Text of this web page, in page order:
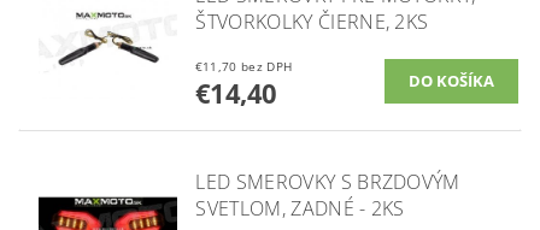
ŠTVORKOLKY ČIERNE, 2KS
€11,70 bez DPH
€14,40
LED SMEROVKY S BRZDOVÝM
SVETLOM, ZADNÉ - 2KS